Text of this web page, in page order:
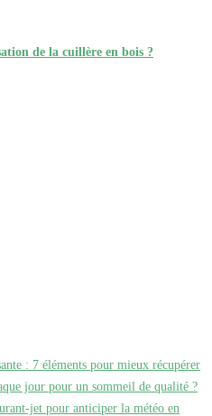
de la cuillère en bois ?
: 7 éléments pour mieux récupérer
jour pour un sommeil de qualité ?
jet pour anticiper la météo en